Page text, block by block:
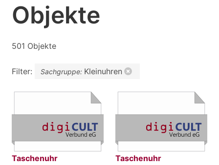
Objekte
501 Objekte
Filter: Sachgruppe: Kleinuhren
Taschenuhr Taschenuhr